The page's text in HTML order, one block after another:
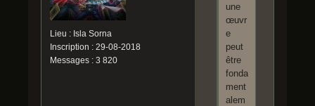
Lieu : Isla Sorna
Inscription : 29-08-2018
Messages : 3 820
une
œuvr
e
peut
être
fonda
ment
alem